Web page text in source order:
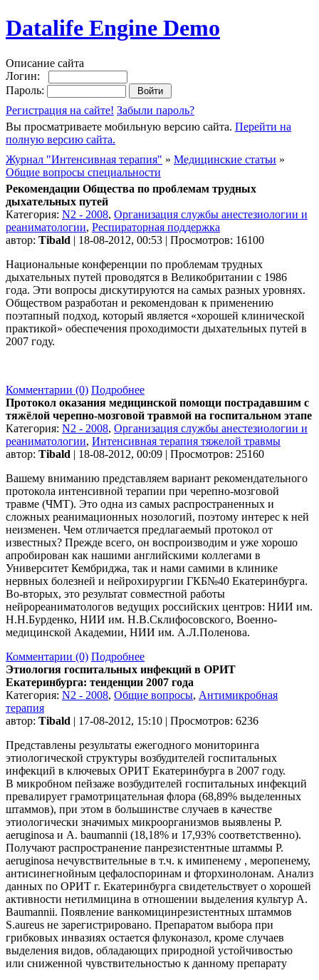
Datalife Engine Demo
Описание сайта
Логин:
Пароль:
Регистрация на сайте! Забыли пароль?
Вы просматриваете мобильную версию сайта. Перейти на
полную версию сайта.
Журнал "Интенсивная терапия" » Медицинские статьи »
Общие вопросы специальности
Рекомендации Общества по проблемам трудных
дыхательных путей
Категория: N2 - 2008, Организация службы анестезиологии и
реаниматологии, Респираторная поддержка
автор: Tibald | 18-08-2012, 00:53 | Просмотров: 16100
Национальные конференции по проблемам трудных
дыхательных путей проводятся в Великобритании с 1986
года. Эти вопросы дискутируются на самых разных уровнях.
Обществом разработан и рекомендован к применению
поэтапный подход, который является «хорошей клинической
практикой» обеспечения проходимости дыхательных путей в
2007 году.
Комментарии (0) Подробнее
Протокол оказания медицинской помощи пострадавшим с
тяжёлой черепно-мозговой травмой на госпитальном этапе
Категория: N2 - 2008, Организация службы анестезиологии и
реаниматологии, Интенсивная терапия тяжелой травмы
автор: Tibald | 18-08-2012, 00:09 | Просмотров: 25160
Вашему вниманию представляем вариант рекомендательного
протокола интенсивной терапии при черепно-мозговой
травме (ЧМТ). Это одна из самых распространенных и
сложных реанимационных нозологий, поэтому интерес к ней
неизменен. Чем отличается предлагаемый протокол от
известных? Прежде всего, он воспроизводим и уже хорошо
апробирован как нашими английскими коллегами в
Университет Кембриджа, так и нами самими в клинике
нервных болезней и нейрохирургии ГКБ№40 Екатеринбурга.
Во-вторых, это результат совместной работы
нейрореаниматологов ведущих российских центров: НИИ им.
Н.Н.Бурденко, НИИ им. Н.В.Склифосовского, Военно-
медицинской Академии, НИИ им. А.Л.Поленова.
Комментарии (0) Подробнее
Этиология госпитальных инфекций в ОРИТ
Екатеринбурга: тенденции 2007 года
Категория: N2 - 2008, Общие вопросы, Антимикробная
терапия
автор: Tibald | 17-08-2012, 15:10 | Просмотров: 6236
Представлены результаты ежегодного мониторинга
этиологической структуры возбудителей госпитальных
инфекций в ключевых ОРИТ Екатеринбурга в 2007 году.
В микробном пейзаже возбудителей госпитальных инфекций
превалирует грамотрицательная флора (68,89% выделенных
штаммов), при этом в большинстве случаев в качестве
этиологически значимых микроорганизмов выявлены P.
aeruginosa и A. baumannii (18,18% и 17,93% соответственно).
Получают распространение панрезистентные штаммы P.
aeruginosa нечувствительные в т.ч. к имипенему , меропенему,
антисинегнойным цефалоспоринам и фторхинолонам. Анализ
данных по ОРИТ г. Екатеринбурга свидетельствует о хорошей
активности нетилмицина в отношении выделения культур A.
Baumannii. Появление ванкомицинрезистентных штаммов
S.aureus не зарегистрировано. Препаратом выбора при
грибковых инвазиях остается флуконазол, кроме случаев
выделения видов, обладающих природной устойчивостью
или сниженной чувствительностью к данному препарату